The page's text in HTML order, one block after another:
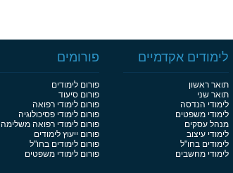
לימודים אקדמיים
תואר ראשון
תואר שני
לימודי הנדסה
לימודי משפטים
מנהל עסקים
לימודי עיצוב
לימודים בחו"ל
לימודי מחשבים
פורומים
פורום לימודים
פורום סיעוד
פורום לימודי רפואה
פורום לימודי פסיכולוגיה
פורום לימודי רפואה משלימה
פורום ייעוץ לימודים
פורום לימודים בחו"ל
פורום לימודי משפטים